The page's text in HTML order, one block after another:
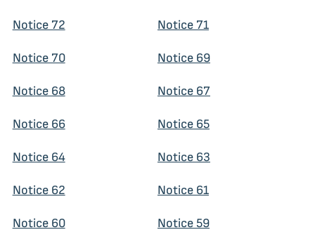
Notice 72 Notice 71
Notice 70 Notice 69
Notice 68 Notice 67
Notice 66 Notice 65
Notice 64 Notice 63
Notice 62 Notice 61
Notice 60 Notice 59